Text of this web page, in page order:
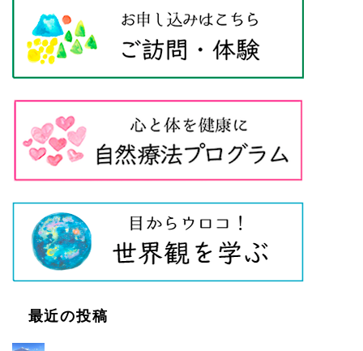
最近の投稿